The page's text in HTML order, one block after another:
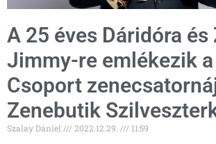
A 25 éves Dáridóra és
Jimmy-re emlékezik a
Csoport
Zenebutik
Szalay Dániel 2022.12.29. 11:59